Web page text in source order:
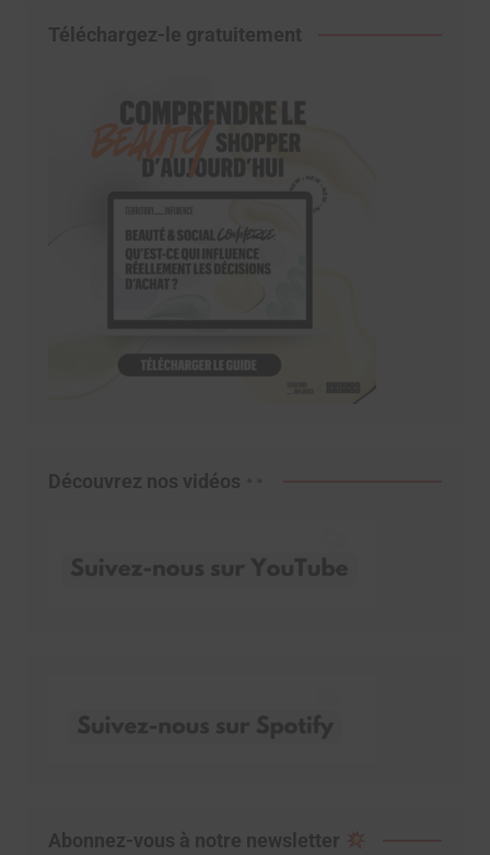
Téléchargez-le gratuitement
Découvrez nos vidéos
Abonnez-vous à notre newsletter